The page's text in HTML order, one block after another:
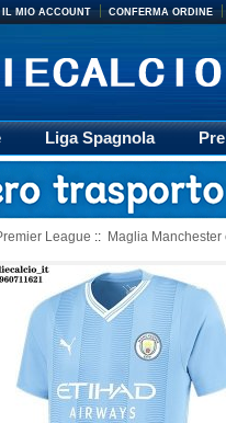
IL MIO ACCOUNT CONFERMA ORDINE
Liga Spagnola
Retro
League :: Maglia Manchester